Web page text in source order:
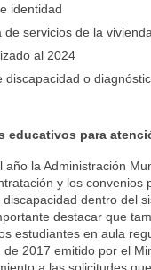
identidad
de servicios de la
al 2024
discapacidad o
educativos para
año la Administración
y los convenios
dentro del
destacar que
estudiantes en aula
2017 emitido por el